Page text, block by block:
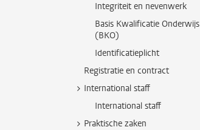
Integriteit en nevenwerk
Basis Kwalificatie Onderwijs
(BKO)
Identificatieplicht
Registratie en contract
International staff
International staff
Praktische zaken